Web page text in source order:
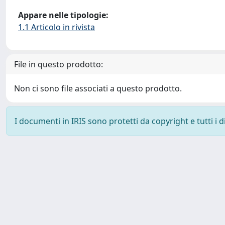
Appare nelle tipologie:
1.1 Articolo in rivista
File in questo prodotto:
Non ci sono file associati a questo prodotto.
I documenti in IRIS sono protetti da copyright e tutti i